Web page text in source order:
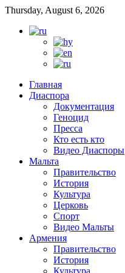
Thursday, August 6, 2026
Главная
Диаспора
Документация
Геноцид
Пресса
Кто есть кто
Видео Диаспоры
Мальта
Правительство
История
Культура
Церковь
Спорт
Видео Мальты
Армения
Правительство
История
Культура